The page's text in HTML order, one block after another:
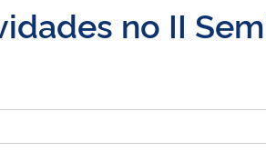
no II